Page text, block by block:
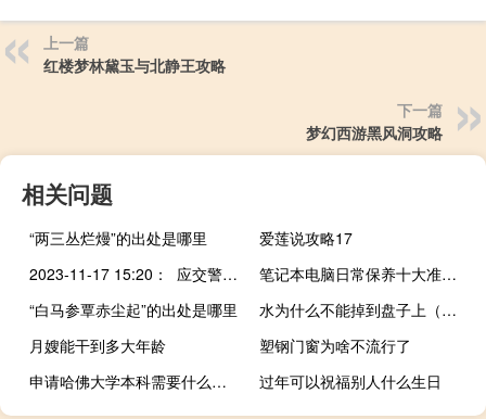
上一篇
红楼梦林黛玉与北静王攻略
下一篇
梦幻西游黑风洞攻略
相关问题
“两三丛烂熳”的出处是哪里
爱莲说攻略17
2023-11-17 15:20： 应交警要求，G35济广高速景鹰段鹰潭南站入口往广州方向封闭。lj ​​​
笔记本电脑日常保养十大准则（笔记本电脑日常保养）
“白马参覃赤尘起”的出处是哪里
水为什么不能掉到盘子上（水为什么不能掉在盘上）
月嫂能干到多大年龄
塑钢门窗为啥不流行了
申请哈佛大学本科需要什么条件
过年可以祝福别人什么生日